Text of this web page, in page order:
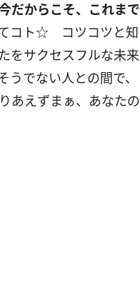
だからこそ、これまで
コト☆ コツコツと知
をサクセスフルな未来
でない人との間で、
あえずまぁ、あなたの